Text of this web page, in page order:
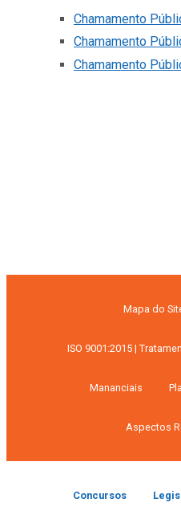
Chamamento
Chamamento
Chamamento
Mapa do
ISO 9001:2015 |
Mananciais
Aspectos
Concursos